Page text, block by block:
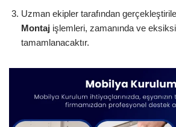
Uzman ekipler tarafından
Montaj işlemleri, zamanında ve
tamamlanacaktır.